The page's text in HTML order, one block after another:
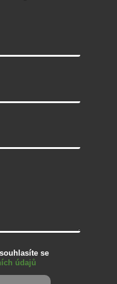
se
údajů